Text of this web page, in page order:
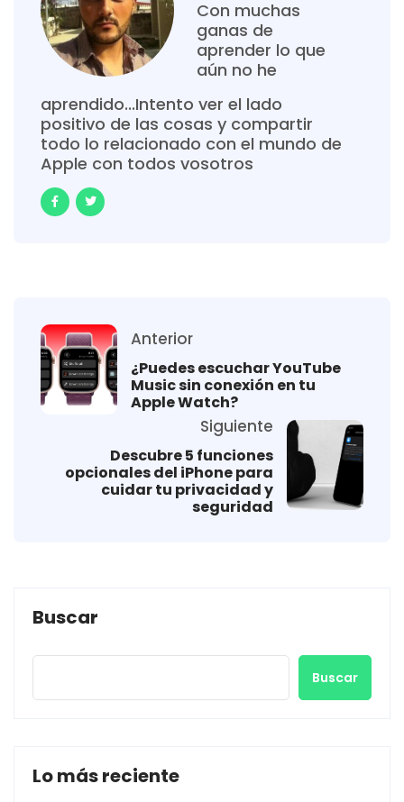
Con muchas
ganas de
aprender lo que
aún no he
aprendido...Intento ver el lado
positivo de las cosas y compartir
todo lo relacionado con el mundo de
Apple con todos vosotros
Anterior
¿Puedes escuchar YouTube
Music sin conexión en tu
Apple Watch?
Siguiente
Descubre 5 funciones
opcionales del iPhone para
cuidar tu privacidad y
seguridad
Buscar
Buscar
Lo más reciente